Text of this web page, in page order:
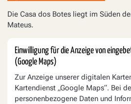
Die Casa dos Botes liegt im Süden
Mateus.
Einwilligung für die Anzeige von
(Google Maps)
Zur Anzeige unserer digitalen
Kartendienst „Google Maps“. Bei
personenbezogene Daten und